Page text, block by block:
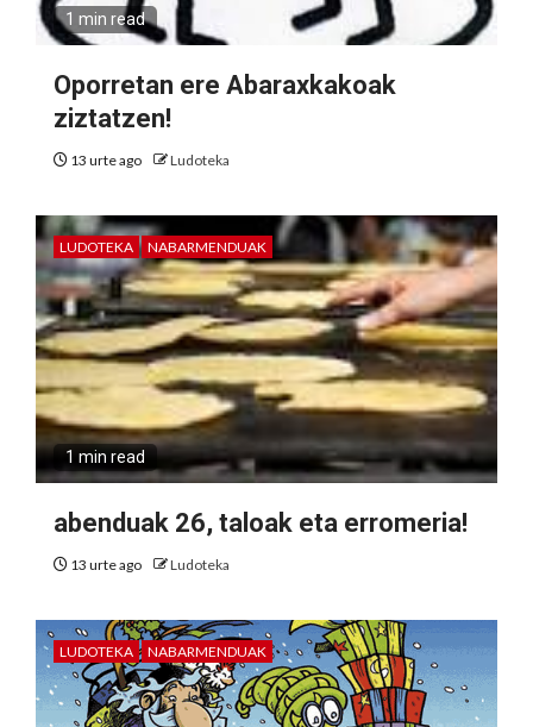
1 min read
Oporretan ere Abaraxkakoak
ziztatzen!
13 urte ago Ludoteka
LUDOTEKA NABARMENDUAK
1 min read
abenduak 26, taloak eta erromeria!
13 urte ago Ludoteka
LUDOTEKA NABARMENDUAK